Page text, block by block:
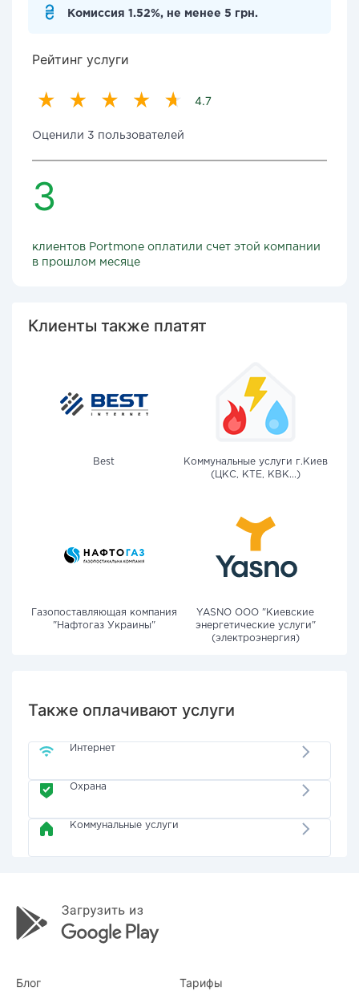
Комиссия 1.52%, не менее 5 грн.
Рейтинг услуги
4.7
Оценили 3 пользователей
3
клиентов Portmone оплатили счет этой компании
в прошлом месяце
Клиенты также платят
Best
Коммунальные услуги г.Киев
(ЦКС, КТЕ, КВК...)
Газопоставляющая компания
"Нафтогаз Украины"
YASNO OOO "Киевские
энергетические услуги"
(электроэнергия)
Также оплачивают услуги
Интернет
Охрана
Коммунальные услуги
Блог Тарифы